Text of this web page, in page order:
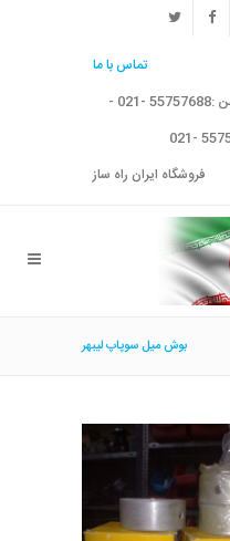
تماس با ما
تلفن :1506974 -0912 - تلفن :55757688 -021 -
فروشگاه ایران راه ساز
بوش ميل سوپاپ ليبهر